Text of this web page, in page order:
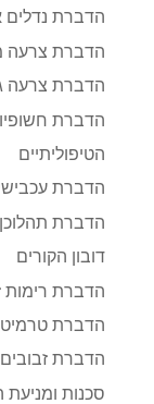
הדברת נדלים
הדברת צרעה
הדברת צרעה
הדברת
הטיפוליתיים
הדברת
הדברת
דובון הקורים
הדברת רימות
הדברת
הדברת זבובים
סכנות